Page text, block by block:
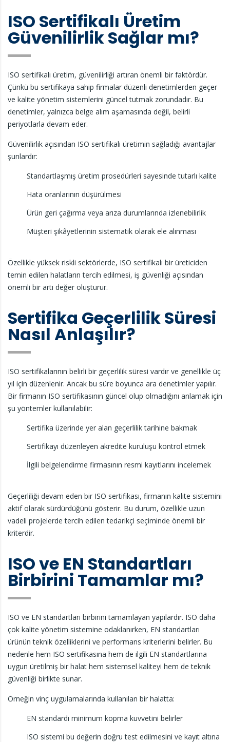
ISO Sertifikalı Üretim
Güvenilirlik Sağlar mı?
ISO sertifikalı üretim, güvenilirliği artıran önemli bir faktördür.
Çünkü bu sertifikaya sahip firmalar düzenli denetimlerden geçer
ve kalite yönetim sistemlerini güncel tutmak zorundadır. Bu
denetimler, yalnızca belge alım aşamasında değil, belirli
periyotlarla devam eder.
Güvenilirlik açısından ISO sertifikalı üretimin sağladığı avantajlar
şunlardır:
Standartlaşmış üretim prosedürleri sayesinde tutarlı kalite
Hata oranlarının düşürülmesi
Ürün geri çağırma veya arıza durumlarında izlenebilirlik
Müşteri şikâyetlerinin sistematik olarak ele alınması
Özellikle yüksek riskli sektörlerde, ISO sertifikalı bir üreticiden
temin edilen halatların tercih edilmesi, iş güvenliği açısından
önemli bir artı değer oluşturur.
Sertifika Geçerlilik Süresi
Nasıl Anlaşılır?
ISO sertifikalarının belirli bir geçerlilik süresi vardır ve genellikle üç
yıl için düzenlenir. Ancak bu süre boyunca ara denetimler yapılır.
Bir firmanın ISO sertifikasının güncel olup olmadığını anlamak için
şu yöntemler kullanılabilir:
Sertifika üzerinde yer alan geçerlilik tarihine bakmak
Sertifikayı düzenleyen akredite kuruluşu kontrol etmek
İlgili belgelendirme firmasının resmi kayıtlarını incelemek
Geçerliliği devam eden bir ISO sertifikası, firmanın kalite sistemini
aktif olarak sürdürdüğünü gösterir. Bu durum, özellikle uzun
vadeli projelerde tercih edilen tedarikçi seçiminde önemli bir
kriterdir.
ISO ve EN Standartları
Birbirini Tamamlar mı?
ISO ve EN standartları birbirini tamamlayan yapılardır. ISO daha
çok kalite yönetim sistemine odaklanırken, EN standartları
ürünün teknik özelliklerini ve performans kriterlerini belirler. Bu
nedenle hem ISO sertifikasına hem de ilgili EN standartlarına
uygun üretilmiş bir halat hem sistemsel kaliteyi hem de teknik
güvenliği birlikte sunar.
Örneğin vinç uygulamalarında kullanılan bir halatta:
EN standardı minimum kopma kuvvetini belirler
ISO sistemi bu değerin doğru test edilmesini ve kayıt altına